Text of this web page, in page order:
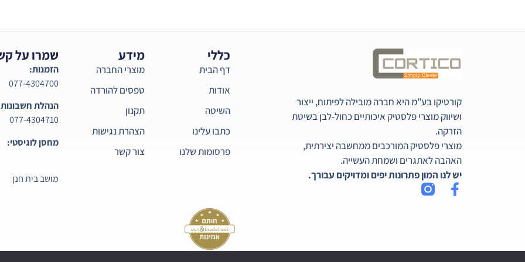
קורטיקו בע"מ היא חברה מובילה לפיתוח, ייצור
ושיווק מוצרי פלסטיק איכותיים כחול-לבן בשיטת
הזרקה.
מוצרי פלסטיק המורכבים ממחשבה יצירתית,
האהבה לאתגרים ושמחת העשייה.
יש לנו המון פתרונות יפים ומדויקים עבורך.
כללי
דף הבית
אודות
השיטה
כתבו עלינו
פרסומות שלנו
מידע
מוצרי החברה
טפסים להורדה
תקנון
הצהרת נגישות
צור קשר
שמרו על
הזמנות:
077-4304700
הנהלת
077-4304710
מחסן לוגיסטי:
מושב בית חנן